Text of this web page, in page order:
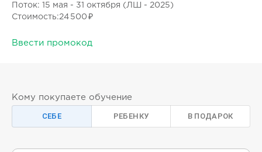
Поток: 15 мая - 31 октября (ЛШ - 2025)
Стоимость:24 500 ₽
Ввести промокод
Кому покупаете обучение
СЕБЕ РЕБЕНКУ В ПОДАРОК